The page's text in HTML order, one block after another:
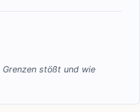
stößt und wie